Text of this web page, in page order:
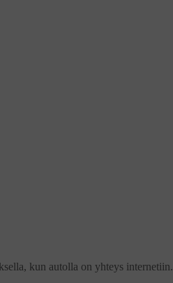
kun autolla on yhteys internetiin.